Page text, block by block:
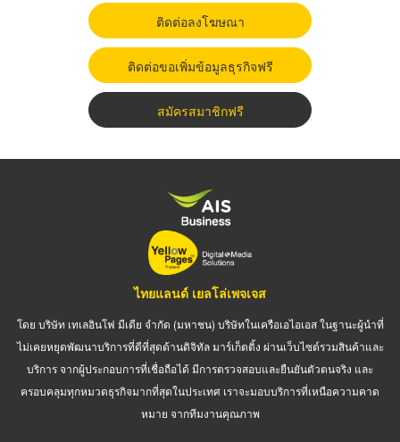
ติดต่อลงโฆษณา
ติดต่อขอเพิ่มข้อมูลธุรกิจฟรี
สมัครสมาชิกฟรี
ไทยแลนด์ เยลโล่เพจเจส
โดย บริษัท เทเลอินโฟ มีเดีย จำกัด (มหาชน) บริษัทในเครือเอไอเอส ในฐานะผู้นำที่
ไม่เคยหยุดพัฒนาบริการที่ดีที่สุดด้านดิจิทัล มาร์เก็ตติ้ง ผ่านเว็บไซต์รวมสินค้าและ
บริการ จากผู้ประกอบการที่เชื่อถือได้ มีการตรวจสอบและยืนยันตัวตนจริง และ
ครอบคลุมทุกหมวดธุรกิจมากที่สุดในประเทศ เราจะมอบบริการที่เหนือความคาด
หมาย จากทีมงานคุณภาพ